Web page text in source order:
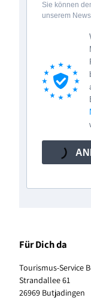
Sie können
unserem
Für Dich da
Tourismus-Service
Strandallee 61
26969 Butjadingen